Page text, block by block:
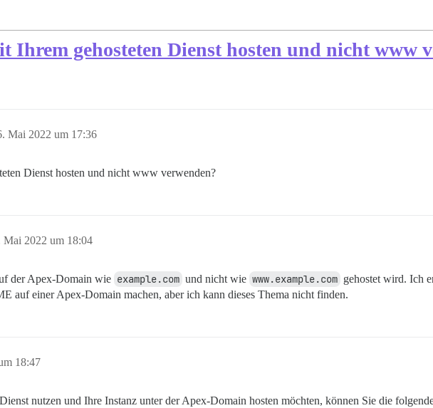
Ihrem gehosteten Dienst hosten und nicht www
Mai 2022 um 17:36
Dienst hosten und nicht www verwenden?
Mai 2022 um 18:04
der Apex-Domain wie example.com und nicht wie www.example.com gehostet wird. Ich
auf einer Apex-Domain machen, aber ich kann dieses Thema nicht finden.
18:47
nutzen und Ihre Instanz unter der Apex-Domain hosten möchten, können Sie die